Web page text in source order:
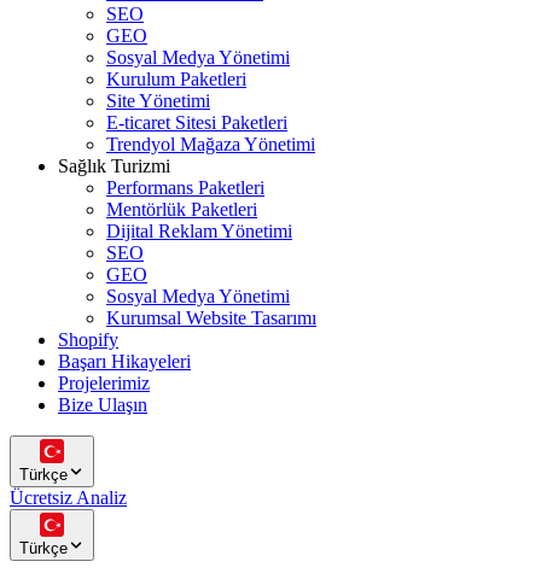
SEO
GEO
Sosyal Medya Yönetimi
Kurulum Paketleri
Site Yönetimi
E-ticaret Sitesi Paketleri
Trendyol Mağaza Yönetimi
Sağlık Turizmi
Performans Paketleri
Mentörlük Paketleri
Dijital Reklam Yönetimi
SEO
GEO
Sosyal Medya Yönetimi
Kurumsal Website Tasarımı
Shopify
Başarı Hikayeleri
Projelerimiz
Bize Ulaşın
Türkçe
Ücretsiz Analiz
Türkçe